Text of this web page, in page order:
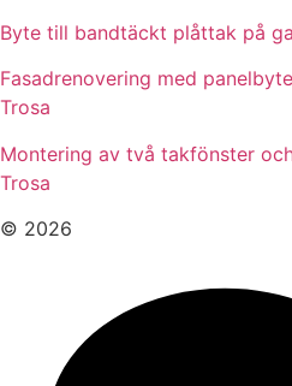
Byte till bandtäckt plåttak på
Fasadrenovering med
Trosa
Montering av två takfönster
Trosa
© 2026